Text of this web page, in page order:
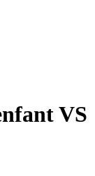
VS